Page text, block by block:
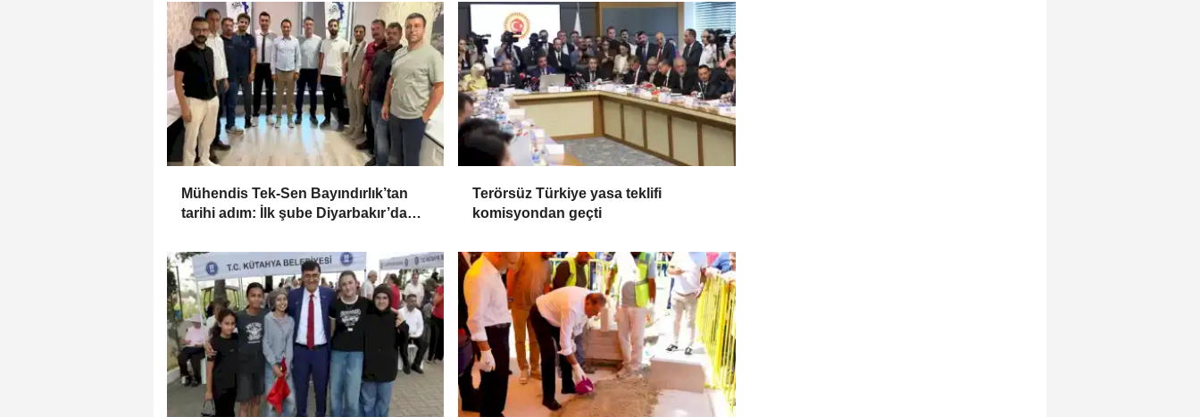
Mühendis Tek-Sen Bayındırlık’tan
tarihi adım: İlk şube Diyarbakır’da
Terörsüz Türkiye yasa teklifi
komisyondan geçti